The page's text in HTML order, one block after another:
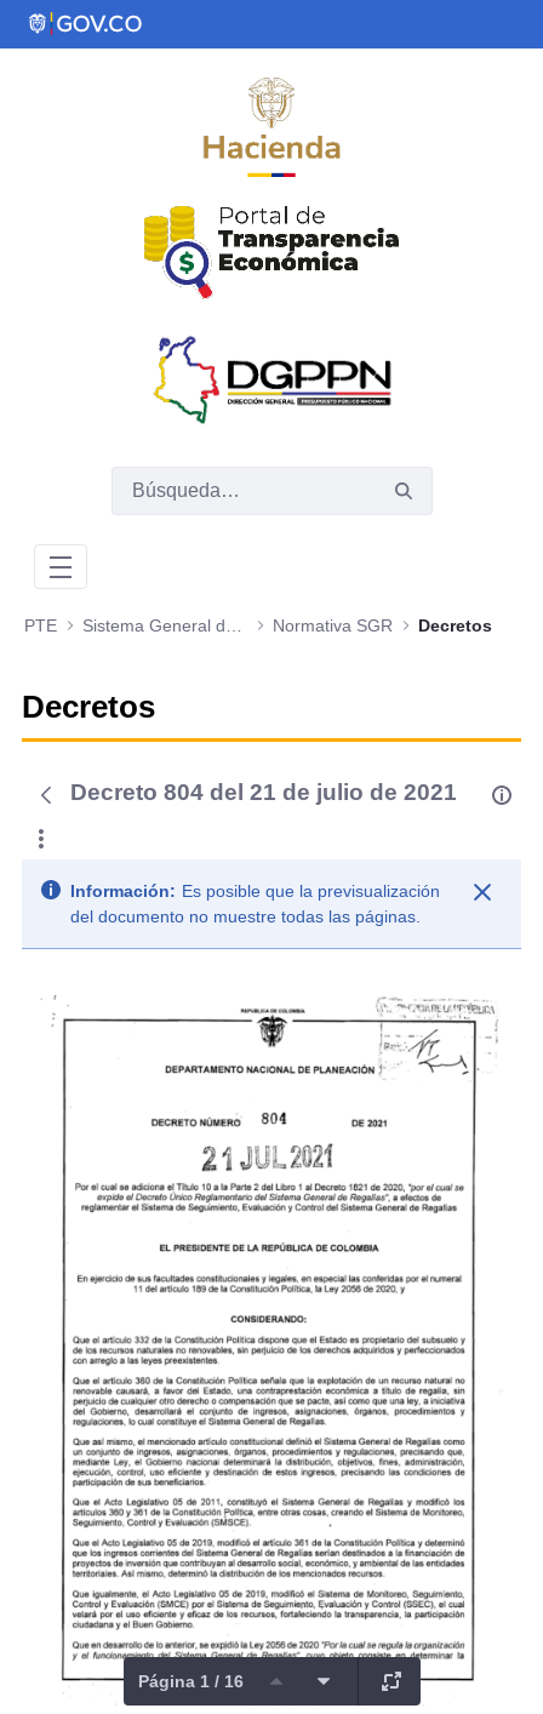
Saltar al contenido principal
PTE Normativa SGR Decretos
Decretos
Decreto 804 del 21 de julio de 2021
Información: Es posible que la previsualización
del documento no muestre todas las páginas.
Página 1 / 16